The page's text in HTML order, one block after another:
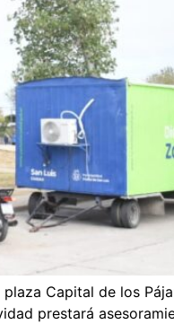
Capital de los
prestará